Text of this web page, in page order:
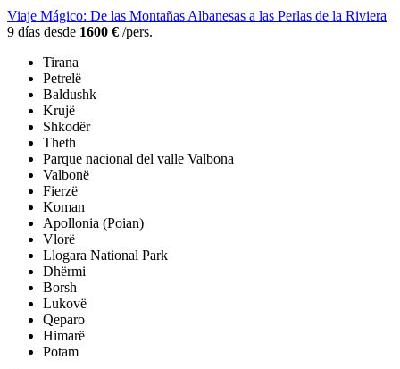
Viaje Mágico: De las Montañas Albanesas a las Perlas de la Riviera
9 días desde 1600 € /pers.
Tirana
Petrelë
Baldushk
Krujë
Shkodër
Theth
Parque nacional del valle Valbona
Valbonë
Fierzë
Koman
Apollonia (Poian)
Vlorë
Llogara National Park
Dhërmi
Borsh
Lukovë
Qeparo
Himarë
Potam